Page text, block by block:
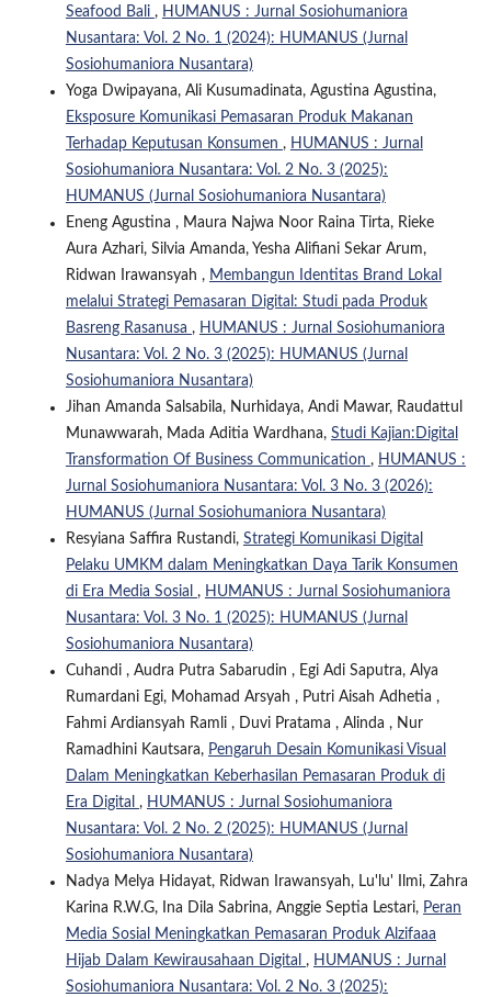
Seafood Bali , HUMANUS : Jurnal Sosiohumaniora
Nusantara: Vol. 2 No. 1 (2024): HUMANUS (Jurnal
Sosiohumaniora Nusantara)
Yoga Dwipayana, Ali Kusumadinata, Agustina Agustina,
Eksposure Komunikasi Pemasaran Produk Makanan
Terhadap Keputusan Konsumen , HUMANUS : Jurnal
Sosiohumaniora Nusantara: Vol. 2 No. 3 (2025):
HUMANUS (Jurnal Sosiohumaniora Nusantara)
Eneng Agustina , Maura Najwa Noor Raina Tirta, Rieke
Aura Azhari, Silvia Amanda, Yesha Alifiani Sekar Arum,
Ridwan Irawansyah , Membangun Identitas Brand Lokal
melalui Strategi Pemasaran Digital: Studi pada Produk
Basreng Rasanusa , HUMANUS : Jurnal Sosiohumaniora
Nusantara: Vol. 2 No. 3 (2025): HUMANUS (Jurnal
Sosiohumaniora Nusantara)
Jihan Amanda Salsabila, Nurhidaya, Andi Mawar, Raudattul
Munawwarah, Mada Aditia Wardhana, Studi Kajian:Digital
Transformation Of Business Communication , HUMANUS :
Jurnal Sosiohumaniora Nusantara: Vol. 3 No. 3 (2026):
HUMANUS (Jurnal Sosiohumaniora Nusantara)
Resyiana Saffira Rustandi, Strategi Komunikasi Digital
Pelaku UMKM dalam Meningkatkan Daya Tarik Konsumen
di Era Media Sosial , HUMANUS : Jurnal Sosiohumaniora
Nusantara: Vol. 3 No. 1 (2025): HUMANUS (Jurnal
Sosiohumaniora Nusantara)
Cuhandi , Audra Putra Sabarudin , Egi Adi Saputra, Alya
Rumardani Egi, Mohamad Arsyah , Putri Aisah Adhetia ,
Fahmi Ardiansyah Ramli , Duvi Pratama , Alinda , Nur
Ramadhini Kautsara, Pengaruh Desain Komunikasi Visual
Dalam Meningkatkan Keberhasilan Pemasaran Produk di
Era Digital , HUMANUS : Jurnal Sosiohumaniora
Nusantara: Vol. 2 No. 2 (2025): HUMANUS (Jurnal
Sosiohumaniora Nusantara)
Nadya Melya Hidayat, Ridwan Irawansyah, Lu'lu' Ilmi, Zahra
Karina R.W.G, Ina Dila Sabrina, Anggie Septia Lestari, Peran
Media Sosial Meningkatkan Pemasaran Produk Alzifaaa
Hijab Dalam Kewirausahaan Digital , HUMANUS : Jurnal
Sosiohumaniora Nusantara: Vol. 2 No. 3 (2025):